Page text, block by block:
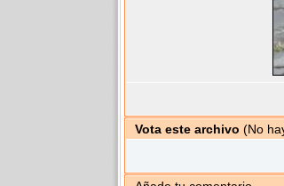
Vota este archivo (No